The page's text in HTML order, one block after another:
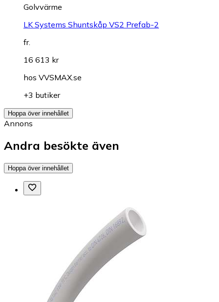
Golvvärme
LK Systems Shuntskåp VS2 Prefab-2
fr.
16 613 kr
hos VVSMAX.se
+3 butiker
Hoppa över innehållet
Annons
Andra besökte även
Hoppa över innehållet